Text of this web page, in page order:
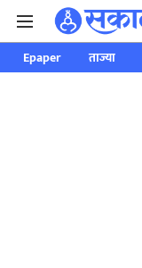
Epaper ताज्या